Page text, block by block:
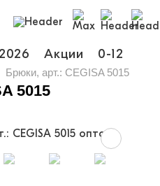
Акции 0-12
Брюки, арт.: CEGISA 5015
5015